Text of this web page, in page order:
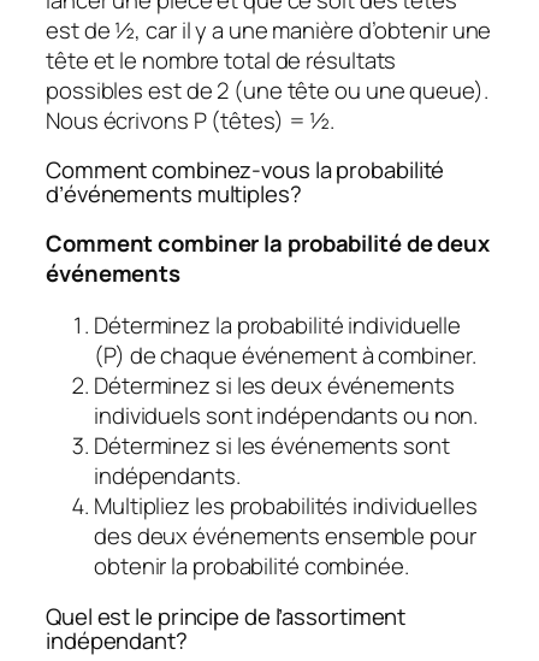
est de ½, car il y a une manière d’obtenir une
tête et le nombre total de résultats
possibles est de 2 (une tête ou une queue).
Nous écrivons P (têtes) = ½.
Comment combinez-vous la probabilité
d’événements multiples?
Comment combiner la probabilité de deux
événements
Déterminez la probabilité individuelle
(P) de chaque événement à combiner.
Déterminez si les deux événements
individuels sont indépendants ou non.
Déterminez si les événements sont
indépendants.
Multipliez les probabilités individuelles
des deux événements ensemble pour
obtenir la probabilité combinée.
Quel est le principe de l’assortiment
indépendant?